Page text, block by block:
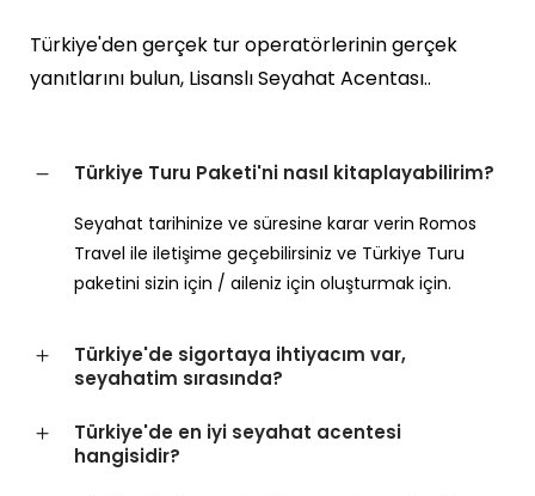
Türkiye'den gerçek tur operatörlerinin gerçek
yanıtlarını bulun, Lisanslı Seyahat Acentası..
Türkiye Turu Paketi'ni nasıl kitaplayabilirim?
Seyahat tarihinize ve süresine karar verin Romos
Travel ile iletişime geçebilirsiniz ve Türkiye Turu
paketini sizin için / aileniz için oluşturmak için.
Türkiye'de sigortaya ihtiyacım var,
seyahatim sırasında?
Türkiye'de en iyi seyahat acentesi
hangisidir?